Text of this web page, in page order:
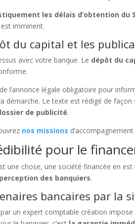
les délais d’obtention du
imminent.
du capital et les
avec votre banque. Le dépôt du
l’annonce légale obligatoire pour
démarche. Le texte est rédigé de
de publicité.
nos missions
pour le
une chose, une société financée en est
des banquiers.
bancaires par la
un expert comptable création